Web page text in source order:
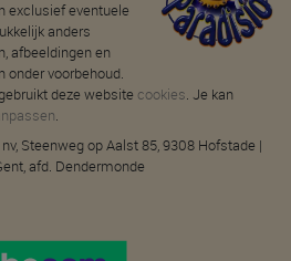
exclusief eventuele
anders
afbeeldingen en
onder voorbehoud.
deze website cookies. Je kan
.
Steenweg op Aalst 85, 9308 Hofstade |
afd. Dendermonde